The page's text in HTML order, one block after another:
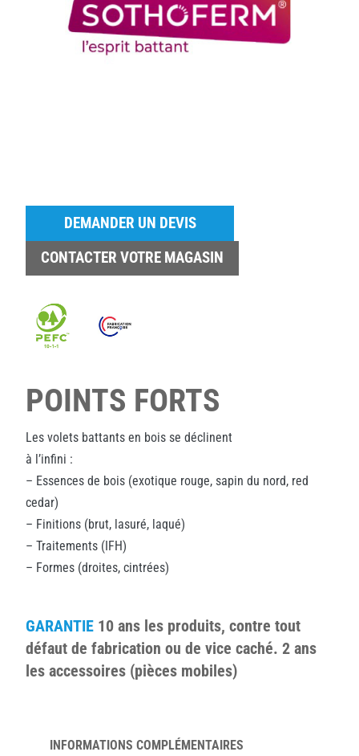
DEMANDER UN DEVIS
CONTACTER VOTRE MAGASIN
POINTS FORTS
Les volets battants en bois se déclinent
à l’infini :
– Essences de bois (exotique rouge, sapin du nord, red
cedar)
– Finitions (brut, lasuré, laqué)
– Traitements (IFH)
– Formes (droites, cintrées)
GARANTIE 10 ans les produits, contre tout
défaut de fabrication ou de vice caché. 2 ans
les accessoires (pièces mobiles)
INFORMATIONS COMPLÉMENTAIRES